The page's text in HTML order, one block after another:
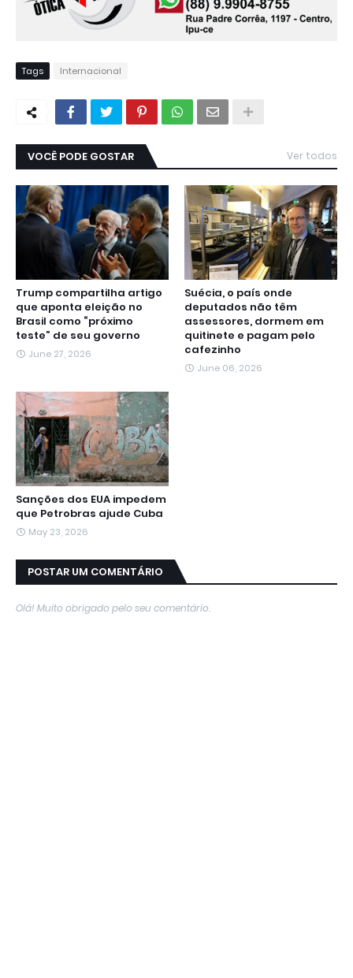
Tags Internacional
VOCÊ PODE GOSTAR Ver todos
Trump compartilha artigo
que aponta eleição no
Brasil como “próximo
teste” de seu governo
June 27, 2026
Suécia, o país onde
deputados não têm
assessores, dormem em
quitinete e pagam pelo
cafezinho
June 06, 2026
Sanções dos EUA impedem
que Petrobras ajude Cuba
May 23, 2026
POSTAR UM COMENTÁRIO
Olá! Muito obrigado pelo seu comentário.